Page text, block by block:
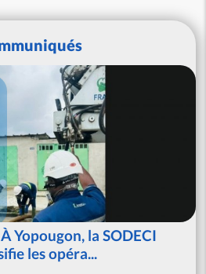
Yopougon, la SODECI
les opéra...